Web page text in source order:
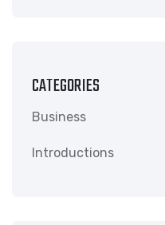
CATEGORIES
Business
Introductions